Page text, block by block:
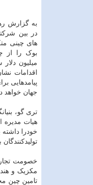
به گزارش
در بین
های چینی
میلیون
اقدامات
پیامدهایی
جهان خواهد
تری گو،
هیات مدیره
خودرا
خصومت
مکزیک و هند
تامین چین